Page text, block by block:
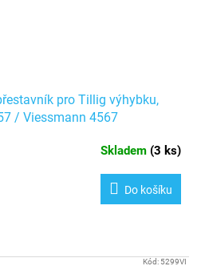
pro Tillig výhybku,
/ Viessmann 4567
Skladem (3 ks)
Do košíku
Kód: 5299VI